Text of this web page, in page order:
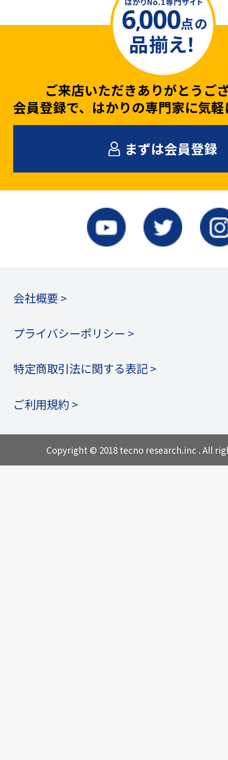
会社概要 >
プライバシーポリシー >
特定商取引法に関する表記 >
ご利用規約 >
ご来店いただきありがとうご
会員登録で、はかりの専門家に気
まずは会員登録
Copyright © 2018 tecno research.inc . All